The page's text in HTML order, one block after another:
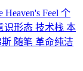
Heaven's Feel 个
识形态 技术栈 本
斯 随笔 革命纯洁